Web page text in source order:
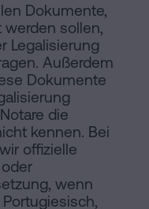
Dokumente,
sollen,
Legalisierung
Außerdem
Dokumente
die
kennen. Bei
offizielle
wenn